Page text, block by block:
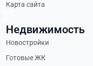
Карта сайта
Недвижимость
Новостройки
Готовые ЖК